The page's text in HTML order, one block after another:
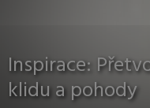
Inspirace:
klidu a pohody